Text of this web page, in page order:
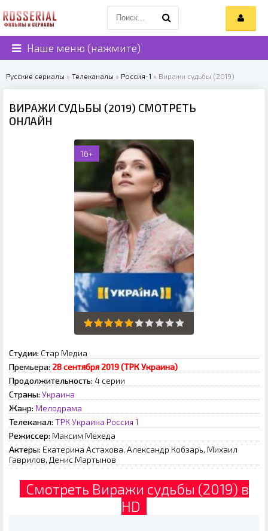
Наше меню (нажмите)
Русские сериалы » Телеканалы » Россия-1 » Виражи судьбы (2019)
ВИРАЖИ СУДЬБЫ (2019) СМОТРЕТЬ
ОНЛАЙН
16+
Студии: Стар Медиа
Премьера: 28 сентября 2019 (ТРК Украина)
Продолжительность: 4 серии
Страны: Украина
Жанр: Мелодрама
Телеканал: ТРК Украина Россия 1
Режиссер: Максим Мехеда
Актеры: Екатерина Астахова, Александр Кобзарь, Михаил
Гаврилов, Денис Мартынов
Смотреть Виражи судьбы (2019) в
HD